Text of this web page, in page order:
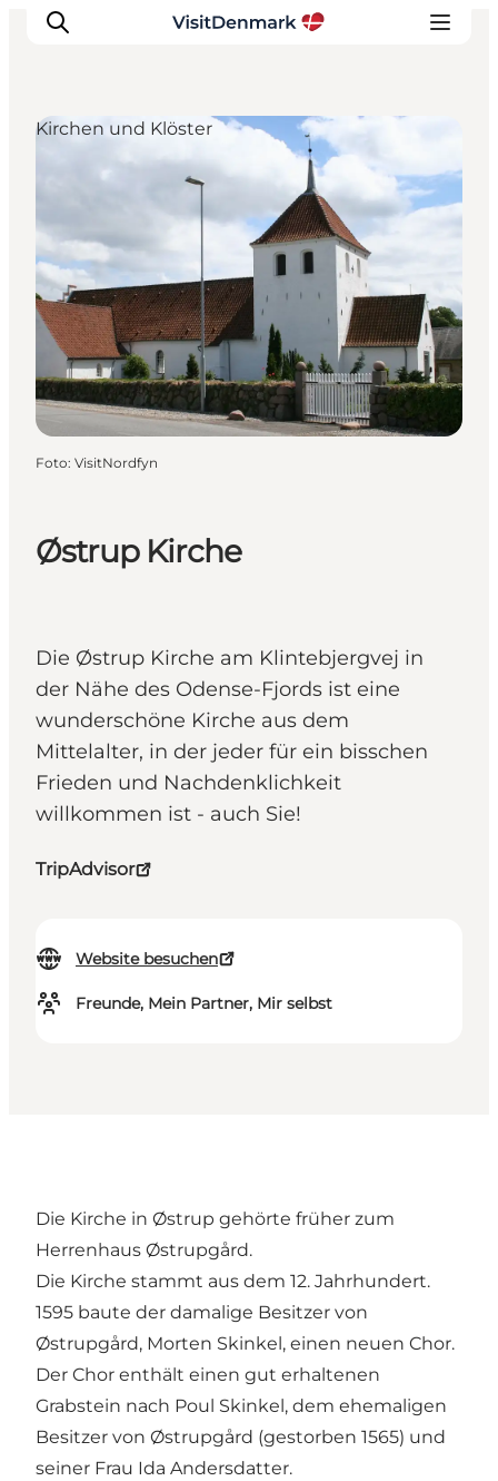
Inspiration
Erlebnisse
Unterkünfte
Reiseplanung
Østrup Kirche
Die Østrup Kirche am Klintebjergvej in
der Nähe des Odense-Fjords ist eine
wunderschöne Kirche aus dem
Mittelalter, in der jeder für ein bisschen
Frieden und Nachdenklichkeit
willkommen ist - auch Sie!
TripAdvisor
Website besuchen
Freunde, Mein Partner, Mir selbst
Kirchen und Klöster
Foto: VisitNordfyn
Die Kirche in Østrup gehörte früher zum
Herrenhaus Østrupgård.
Die Kirche stammt aus dem 12. Jahrhundert.
1595 baute der damalige Besitzer von
Østrupgård, Morten Skinkel, einen neuen Chor.
Der Chor enthält einen gut erhaltenen
Grabstein nach Poul Skinkel, dem ehemaligen
Besitzer von Østrupgård (gestorben 1565) und
seiner Frau Ida Andersdatter.